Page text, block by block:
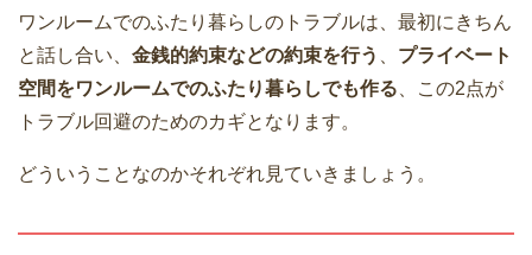
ワンルームでのふたり暮らしのトラブルは、最初にきちん
と話し合い、 金銭的約束などの約束を行う
プライベート
空間をワンルームでのふたり暮らしでも作る 、この2点が
トラブル回避のためのカギとなります。
どういうことなのかそれぞれ見ていきましょう。